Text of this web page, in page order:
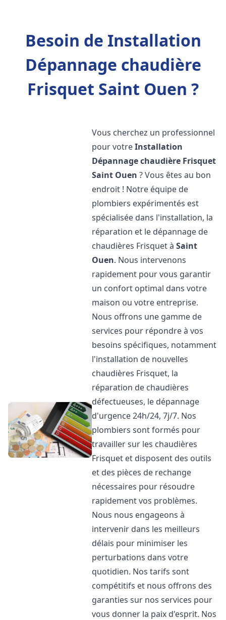
Besoin de Installation
Dépannage chaudière
Frisquet Saint Ouen ?
Vous cherchez un professionnel
pour votreInstallation
Dépannage chaudière Frisquet
Saint Ouen ? Vous êtes au bon
endroit ! Notre équipe de
plombiers expérimentés est
spécialisée dans l'installation, la
réparation et le dépannage de
chaudières Frisquet àSaint
Ouen. Nous intervenons
rapidement pour vous garantir
un confort optimal dans votre
maison ou votre entreprise.
Nous offrons une gamme de
services pour répondre à vos
besoins spécifiques, notamment
l'installation de nouvelles
chaudières Frisquet, la
réparation de chaudières
défectueuses, le dépannage
d'urgence 24h/24, 7j/7. Nos
plombiers sont formés pour
travailler sur les chaudières
Frisquet et disposent des outils
et des pièces de rechange
nécessaires pour résoudre
rapidement vos problèmes.
Nous nous engageons à
intervenir dans les meilleurs
délais pour minimiser les
perturbations dans votre
quotidien. Nos tarifs sont
compétitifs et nous offrons des
garanties sur nos services pour
vous donner la paix d'esprit. Nos